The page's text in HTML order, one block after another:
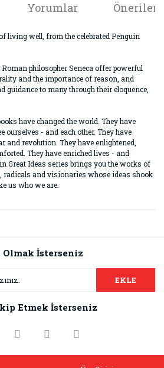
Yorumlar
living well, from the celebrated Penguin
philosopher Seneca offer powerful
and the importance of reason, and
guidance to many through their eloquence,
have changed the world. They have
ourselves - and each other. They have
and revolution. They have enlightened,
They have enriched lives - and
Great Ideas series brings you the works of
radicals and visionaries whose ideas shook
us who we are.
teşekkür ederiz.
veya görüntülenemiyor.
bulunuyor.
Olmak İsterseniz
EKLE
Etmek İsterseniz